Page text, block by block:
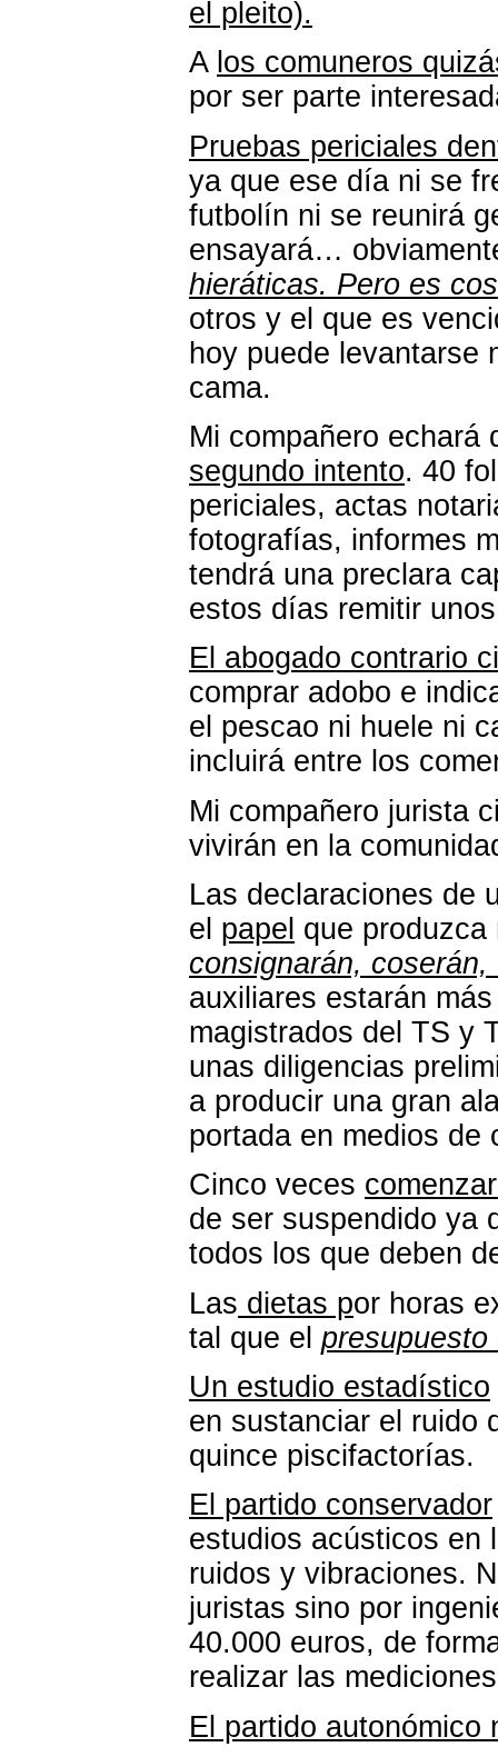
el pleito).
A los comuneros
por ser parte
Pruebas periciales
ya que ese día ni se
futbolín ni se reunirá
ensayará…
hieráticas. Pero es
otros y el que es
hoy puede levantarse
cama.
Mi compañero echará
segundo intento. 40
periciales, actas
fotografías, informes
tendrá una preclara
estos días remitir
El abogado contrario
comprar adobo e
el pescao ni huele ni
incluirá entre los
Mi compañero jurista
vivirán en la
Las declaraciones de
el papel que
consignarán,
auxiliares estarán
magistrados del TS y
unas diligencias
a producir una gran
portada en medios de
Cinco veces
de ser suspendido ya
todos los que deben
Las dietas por horas
tal que el
Un estudio estadístico
en sustanciar el ruido
quince piscifactorías.
El partido conservador
estudios acústicos en
ruidos y vibraciones.
juristas sino por
40.000 euros, de
realizar las
El partido autonómico